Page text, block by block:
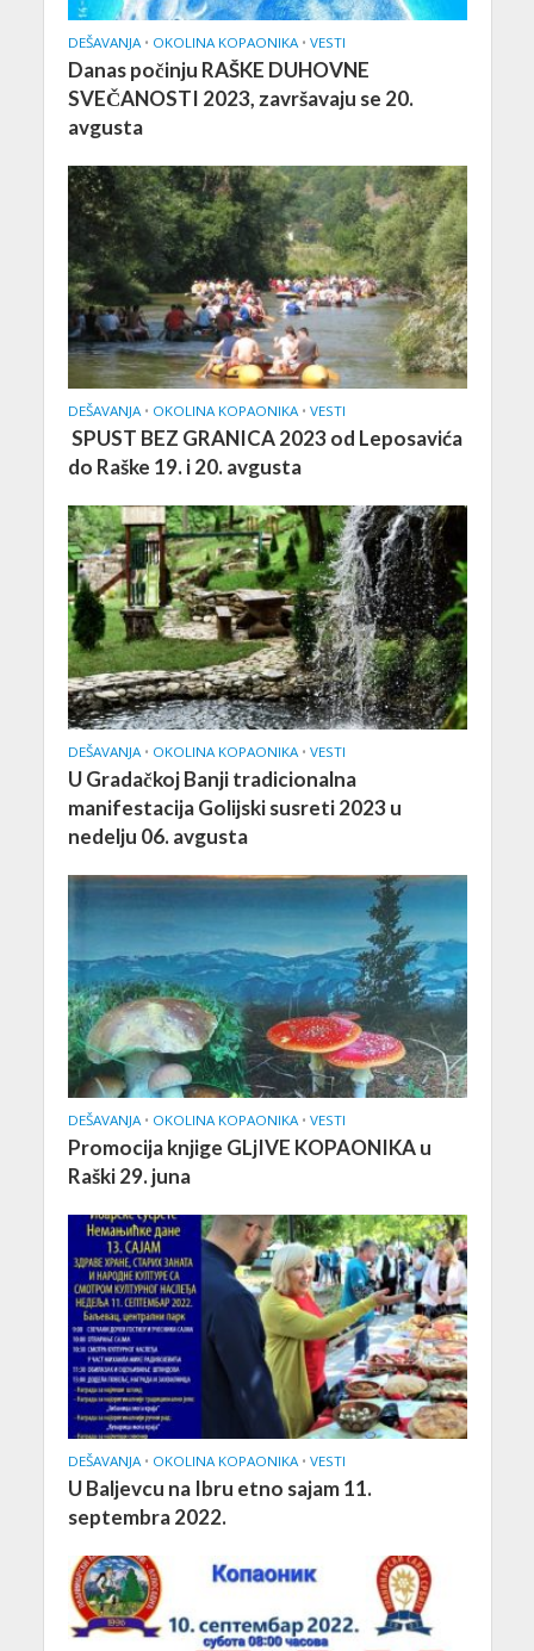
DEŠAVANJA • OKOLINA KOPAONIKA • VESTI
Danas počinju RAŠKE DUHOVNE
SVEČANOSTI 2023, završavaju se 20.
avgusta
DEŠAVANJA • OKOLINA KOPAONIKA • VESTI
SPUST BEZ GRANICA 2023 od Leposavića
do Raške 19. i 20. avgusta
DEŠAVANJA • OKOLINA KOPAONIKA • VESTI
U Gradačkoj Banji tradicionalna
manifestacija Golijski susreti 2023 u
nedelju 06. avgusta
DEŠAVANJA • OKOLINA KOPAONIKA • VESTI
Promocija knjige GLjIVE KOPAONIKA u
Raški 29. juna
DEŠAVANJA • OKOLINA KOPAONIKA • VESTI
U Baljevcu na Ibru etno sajam 11.
septembra 2022.